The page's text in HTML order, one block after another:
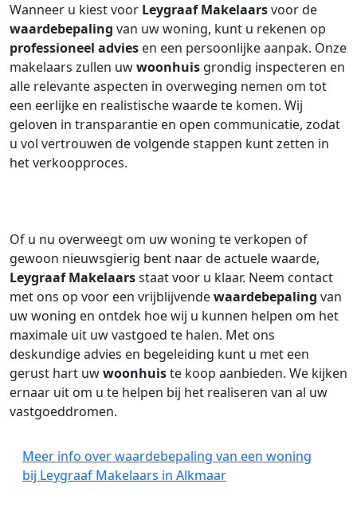
Wanneer u kiest voor Leygraaf Makelaarsvoor de
waardebepaling van uw woning, kunt u rekenen op
professioneel advies en een persoonlijke aanpak. Onze
makelaars zullen uwwoonhuis grondig inspecteren en
alle relevante aspecten in overweging nemen om tot
een eerlijke en realistische waarde te komen. Wij
geloven in transparantie en open communicatie, zodat
u vol vertrouwen de volgende stappen kunt zetten in
het verkoopproces.
Of u nu overweegt om uw woning te verkopen of
gewoon nieuwsgierig bent naar de actuele waarde,
Leygraaf Makelaarsstaat voor u klaar. Neem contact
met ons op voor een vrijblijvendewaardebepaling van
uw woning en ontdek hoe wij u kunnen helpen om het
maximale uit uw vastgoed te halen. Met ons
deskundige advies en begeleiding kunt u met een
gerust hart uwwoonhuiste koop aanbieden. We kijken
ernaar uit om u te helpen bij het realiseren van al uw
vastgoeddromen.
Meer info over waardebepaling van een woning
bij Leygraaf Makelaars in Alkmaar